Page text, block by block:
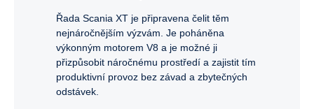
Řada Scania XT je připravena čelit těm
nejnáročnějším výzvám. Je poháněna
výkonným motorem V8 a je možné ji
přizpůsobit náročnému prostředí a zajistit tím
produktivní provoz bez závad a zbytečných
odstávek.